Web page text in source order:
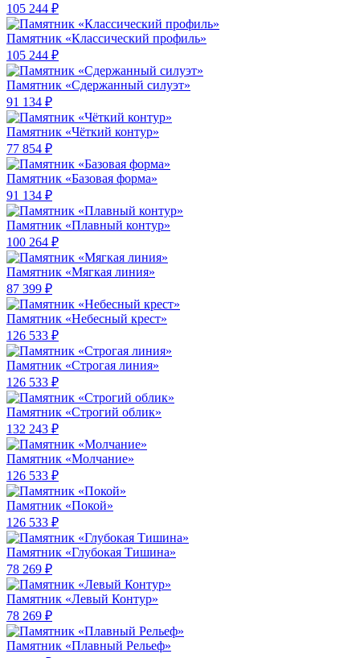
105 244 ₽
Памятник «Классический профиль»
105 244 ₽
Памятник «Сдержанный силуэт»
91 134 ₽
Памятник «Чёткий контур»
77 854 ₽
Памятник «Базовая форма»
91 134 ₽
Памятник «Плавный контур»
100 264 ₽
Памятник «Мягкая линия»
87 399 ₽
Памятник «Небесный крест»
126 533 ₽
Памятник «Строгая линия»
126 533 ₽
Памятник «Строгий облик»
132 243 ₽
Памятник «Молчание»
126 533 ₽
Памятник «Покой»
126 533 ₽
Памятник «Глубокая Тишина»
78 269 ₽
Памятник «Левый Контур»
78 269 ₽
Памятник «Плавный Рельеф»